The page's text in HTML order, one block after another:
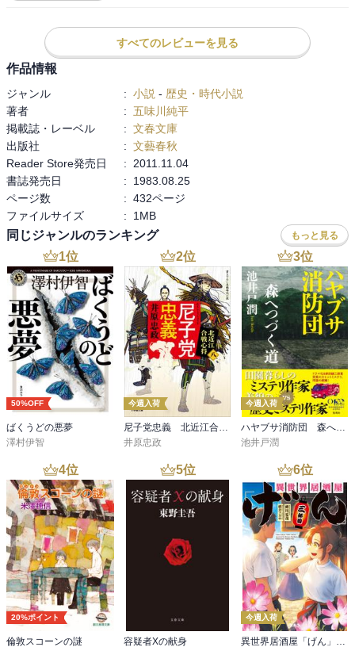
すべてのレビューを見る
作品情報
ジャンル : 小説 - 歴史・時代小説
著者
:
五味川純平
掲載誌・レーベル
: 文春文庫
出版社
: 文藝春秋
Reader Store発売日
:
2011.11.04
書誌発売日
:
1983.08.25
ページ数
: 432ページ
ファイルサイズ
: 1MB
同じジャンルのランキング もっと見る
1位
50%OFF
ばくうどの悪夢
澤村伊智
2位
今週入荷
尼子党忠義 北近江合戦心得〈八〉
井原忠政
3位
今週入荷
ハヤブサ消防団 森へつづく道
池井戸潤
4位
20%ポイント
倫敦スコーンの謎
5位
容疑者Xの献身
6位
今週入荷